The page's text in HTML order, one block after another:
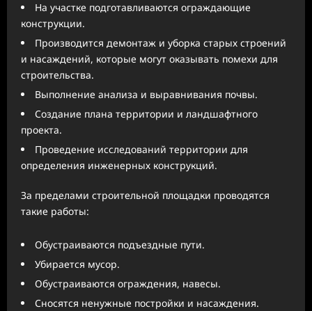
На участке подготавливаются ограждающие
конструкции.
Производится демонтаж и уборка старых строений
и насаждений, которые могут оказывать помехи для
строительства.
Выполнение анализа и выравнивания почвы.
Создание плана территории и ландшафтного
проекта.
Проведение исследований территории для
определения инженерных конструкций.
За пределами строительной площадки проводятся
такие работы:
Обустраиваются подъездные пути.
Убирается мусор.
Обустраиваются ограждения, навесы.
Сносятся ненужные постройки и насаждения.